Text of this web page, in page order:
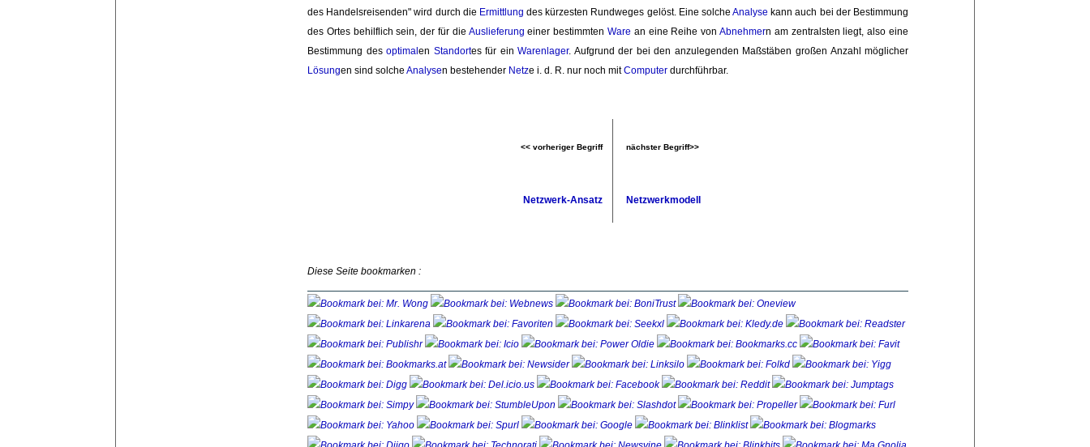
des Handelsreisenden" wird durch die Ermittlung des kürzesten Rundweges gelöst. Eine solche Analyse kann auch bei der Bestimmung
des Ortes behilflich sein, der für die Auslieferung einer bestimmten Ware an eine Reihe von Abnehmern am zentralsten liegt, also eine
Bestimmung desoptimalen Standortes für einWarenlager. Aufgrund der bei den anzulegenden Maßstäben großen Anzahl möglicher
Lösungen sind solche Analysen bestehender Netze i. d. R. nur noch mitComputer durchführbar.
<< vorheriger Begriff nächster Begriff>>
Netzwerk-Ansatz Netzwerkmodell
Diese Seite bookmarken :